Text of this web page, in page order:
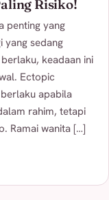
Risiko!
penting yang
yang sedang
keadaan ini
Ectopic
apabila
rahim, tetapi
Ramai wanita […]